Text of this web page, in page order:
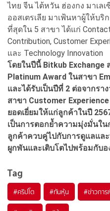
ไทย จีน ไต้หวัน ฮ่องกง มาเล
ออสเตรเลีย มาเฟ้นหาผู้ให้บริ
ที่สุดใน 5 สาขา ได้แก่
Contribution, Customer
และ Technology Innovation
โดยในปีนี้ Bitkub Exchange
Platinum Award ในสาขา
และได้รับเป็นปีที่ 2 ต่อจากรา
สาขา Customer
ยอดเยี่ยมให้แก่ลูกค้าในปี
เป็นการตอกย้ำความมุ่งมั่นใ
ลูกค้าควบคู่ไปกับการดูแลแ
ผูกพันและเติบโตไปพร้อมกับอ
Tag
#คริปโต #ทันหุ้น #ข่าวการ